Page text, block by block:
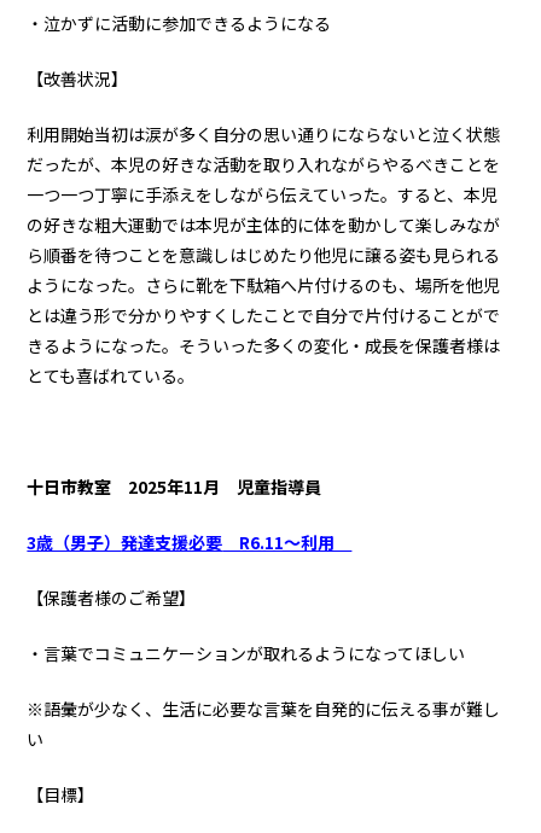
・泣かずに活動に参加できるようになる
【改善状況】
利用開始当初は涙が多く自分の思い通りにならないと泣く状態
だったが、本児の好きな活動を取り入れながらやるべきことを
一つ一つ丁寧に手添えをしながら伝えていった。すると、本児
の好きな粗大運動では本児が主体的に体を動かして楽しみなが
ら順番を待つことを意識しはじめたり他児に譲る姿も見られる
ようになった。さらに靴を下駄箱へ片付けるのも、場所を他児
とは違う形で分かりやすくしたことで自分で片付けることがで
きるようになった。そういった多くの変化・成長を保護者様は
とても喜ばれている。
十日市教室 2025年11月 児童指導員
3歳（男子）発達支援必要 R6.11～利用
【保護者様のご希望】
・言葉でコミュニケーションが取れるようになってほしい
※語彙が少なく、生活に必要な言葉を自発的に伝える事が難し
い
【目標】